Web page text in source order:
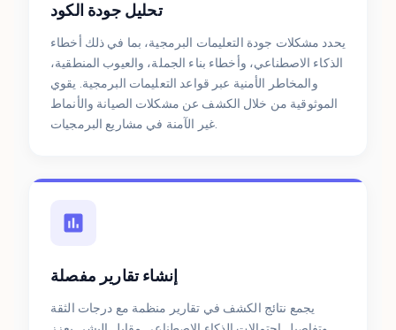
تحليل جودة الكود
يحدد مشكلات جودة التعليمات البرمجية، بما في ذلك أخطاء
الذكاء الاصطناعي، وأخطاء بناء الجملة، والعيوب المنطقية،
والمخاطر الأمنية عبر قواعد التعليمات البرمجية. يقوي
الموثوقية من خلال الكشف عن مشكلات الصيانة والأنماط
غير الآمنة في مشاريع البرمجيات.
إنشاء تقارير مفصلة
يجمع نتائج الكشف في تقارير منظمة مع درجات الثقة